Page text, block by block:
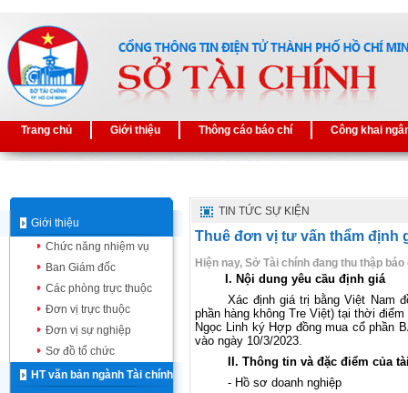
Trang chủ Giới thiệu Thông cáo báo chí Công khai
Giới thiệu
Chức năng nhiệm vụ
Ban Giám đốc
Các phòng trực thuộc
Đơn vị trực thuộc
Đơn vị sự nghiệp
Sơ đồ tổ chức
HT văn bản ngành Tài chính
TIN TỨC SỰ KIỆN
Thuê đơn vị tư vấn thẩm định
Hiện nay, Sở Tài chính đang thu thập
I. Nội dung yêu cầu định giá
Xác định giá trị bằng Việt Nam
phần hàng không Tre Việt) tại thời
Ngọc Linh ký Hợp đồng mua cổ phần
vào ngày 10/3/2023.
II. Thông tin và đặc điểm của
- Hồ sơ doanh nghiệp